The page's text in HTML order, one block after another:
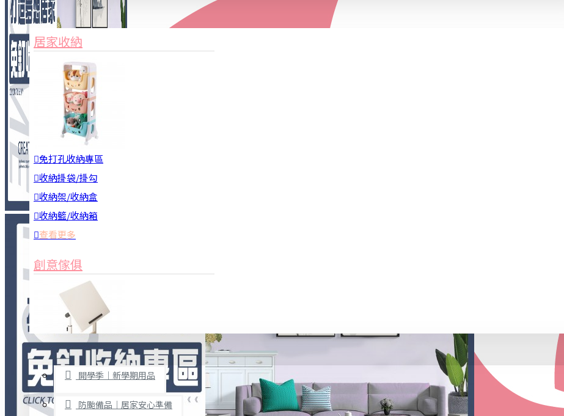
3C周邊
居家安全
居家清潔
查看更多
餐飲廚具
廚房收納
烘焙用具
隨身餐具
查看更多
文具禮品
家俱&收納
居家收納
免打孔收納專區
收納掛袋/掛勾
收納架/收納盒
收納籃/收納箱
查看更多
創意傢俱
桌子/椅子
置物架/收納櫃
限時促銷
開學季｜新學期用品
防颱備品｜居家安心準備